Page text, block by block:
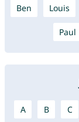
Ben Louis
Paul
A B C